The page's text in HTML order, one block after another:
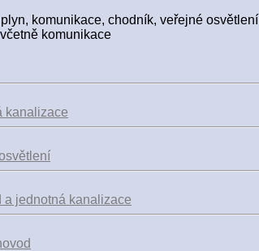
komunikace, chodník, veřejné osvětlení
komunikace
kanalizace
a jednotná kanalizace